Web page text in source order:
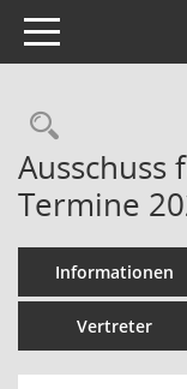
Toggle navigation
Ausschuss
Termine
Informationen
Vertreter